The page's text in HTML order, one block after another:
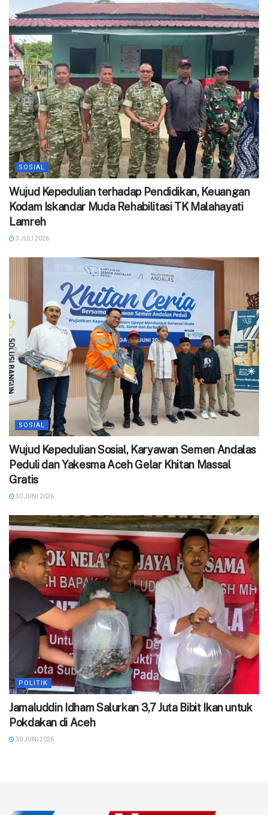
SOSIAL
Wujud Kepedulian terhadap Pendidikan, Keuangan
Kodam Iskandar Muda Rehabilitasi TK Malahayati
Lamreh
3 JULI 2026
SOSIAL
Wujud Kepedulian Sosial, Karyawan Semen Andalas
Peduli dan Yakesma Aceh Gelar Khitan Massal
Gratis
30 JUNI 2026
POLITIK
Jamaluddin Idham Salurkan 3,7 Juta Bibit Ikan untuk
Pokdakan di Aceh
30 JUNI 2026